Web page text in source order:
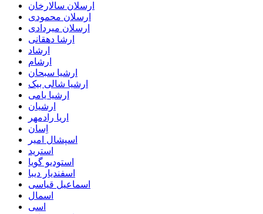
ارسلان سالارخان
ارسلان محمودی
ارسلان میردادی
ارشا دهقانی
ارشاد
ارشام
ارشیا سبحان
ارشیا شالی بیک
ارشیا یامی
ارشیان
اریا رادمهر
اِسان
اسپشال امیر
استرید
استودیو گویا
اسفندیار دیبا
اسماعیل قیاسی
اسمال
اسی